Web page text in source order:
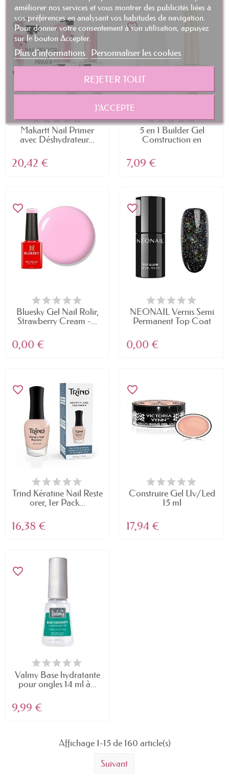
favorite_border
Makartt Nail Primer
avec Déshydrateur...
20,42 €
favorite_border
5 en 1 Builder Gel
Construction en
7,09 €
favorite_border
Bluesky Gel Nail Rolir,
Strawberry Cream -...
0,00 €
favorite_border
NEONAIL Vernis Semi
Permanent Top Coat
0,00 €
favorite_border
Trind Kératine Nail Reste
orer, 1er Pack...
16,38 €
favorite_border
Construire Gel Uv/Led
15 ml
17,94 €
favorite_border
Valmy Base hydratante
pour ongles 14 ml à...
9,99 €
Affichage 1-15 de 160 article(s)
Suivant
améliorer nos services et vous montrer des publicités liées à
vos préférences en analysant vos habitudes de navigation.
Pour donner votre consentement à son utilisation, appuyez
sur le bouton Accepter.
Plus d'informations Personnaliser les cookies
REJETER TOUT
J'ACCEPTE